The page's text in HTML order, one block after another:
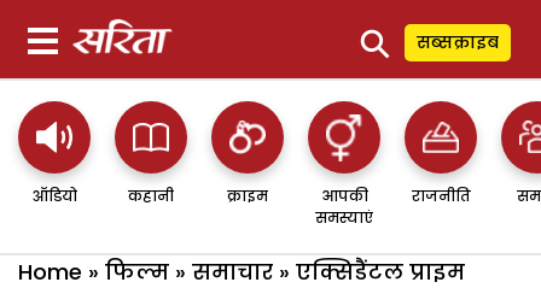
⚲ सब्सक्राइब
ऑडियो कहानी क्राइम
आपकी
समस्याएं
राजनीति
Home » फिल्म » समाचार » एक्सिडैंटल प्राइम